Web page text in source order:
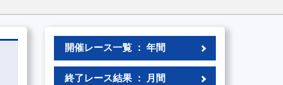
開催レース一覧 ： 年間
終了レース結果 ： 月間